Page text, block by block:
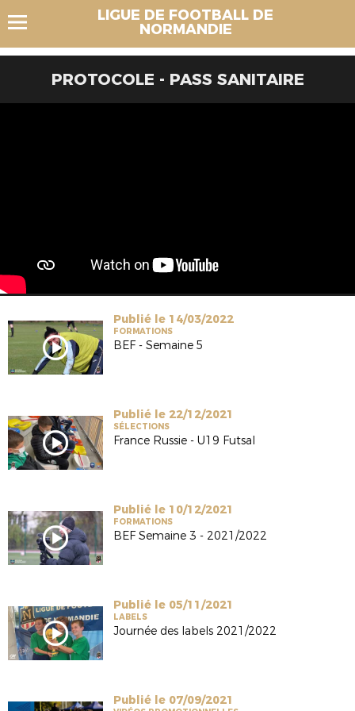
LIGUE DE FOOTBALL DE
NORMANDIE
PROTOCOLE - PASS SANITAIRE
Publié le 14/03/2022
FORMATIONS
BEF - Semaine 5
Publié le 22/12/2021
SÉLECTIONS
France Russie - U19 Futsal
Publié le 10/12/2021
FORMATIONS
BEF Semaine 3 - 2021/2022
Publié le 05/11/2021
LABELS
Journée des labels 2021/2022
Publié le 07/09/2021